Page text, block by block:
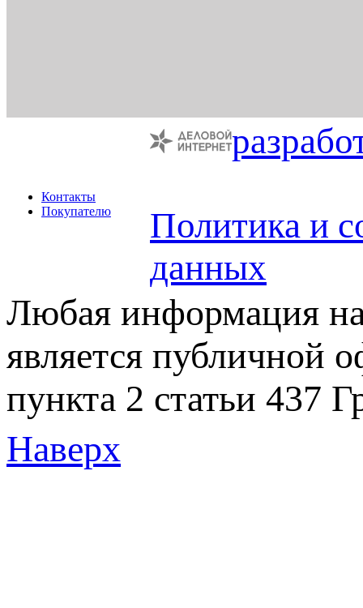
Контакты
Покупателю
Политика и
данных
Любая информация на
является публичной
пункта 2 статьи 437
Наверх